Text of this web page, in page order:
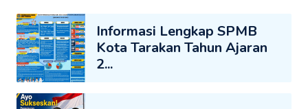
Informasi Lengkap SPMB
Kota Tarakan Tahun Ajaran
2...